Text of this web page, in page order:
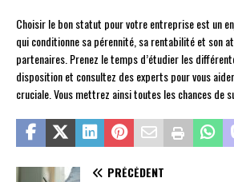
Choisir le bon statut pour votre entreprise est un
qui conditionne sa pérennité, sa rentabilité et son
partenaires. Prenez le temps d’étudier les
disposition et consultez des experts pour vous
cruciale. Vous mettrez ainsi toutes les chances de
PRÉCÉDENT